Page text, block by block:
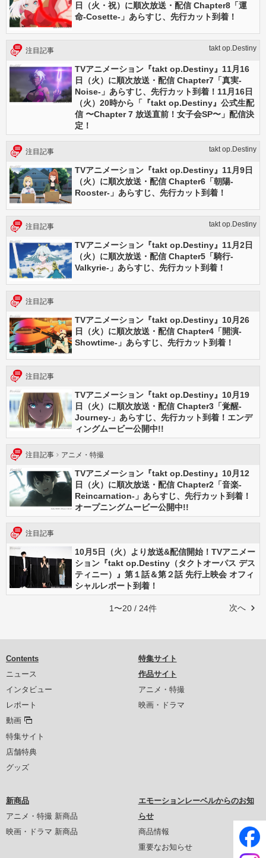
日（火・祝）に順次放送・配信 Chapter8「運
命-Cosette-」あらすじ、先行カット到着！
注目記事 takt op.Destiny
TVアニメーション『takt op.Destiny』11月16
日（火）に順次放送・配信 Chapter7「真実-
Noise-」あらすじ、先行カット到着！11月16日
（火）20時から「『takt op.Destiny』公式生配
信 〜Chapter 7 放送直前！女子会SP〜」配信決
定！
注目記事 takt op.Destiny
TVアニメーション『takt op.Destiny』11月9日
（火）に順次放送・配信 Chapter6「朝陽-
Rooster-」あらすじ、先行カット到着！
注目記事 takt op.Destiny
TVアニメーション『takt op.Destiny』11月2日
（火）に順次放送・配信 Chapter5「騎行-
Valkyrie-」あらすじ、先行カット到着！
注目記事
TVアニメーション『takt op.Destiny』10月26
日（火）に順次放送・配信 Chapter4「開演-
Showtime-」あらすじ、先行カット到着！
注目記事
TVアニメーション『takt op.Destiny』10月19
日（火）に順次放送・配信 Chapter3「覚醒-
Journey-」あらすじ、先行カット到着！エンデ
ィングムービー公開中!!
注目記事 アニメ・特撮
TVアニメーション『takt op.Destiny』10月12
日（火）に順次放送・配信 Chapter2「音楽-
Reincarnation-」あらすじ、先行カット到着！
オープニングムービー公開中!!
注目記事
10月5日（火）より放送&配信開始！TVアニメー
ション『takt op.Destiny（タクトオーパス デス
ティニー）』第１話＆第２話 先行上映会 オフィ
シャルレポート到着！
次へ
1〜20 / 24件
Contents
ニュース
インタビュー
レポート
動画
特集サイト
店舗特典
グッズ
特集サイト
作品サイト
アニメ・特撮
映画・ドラマ
新商品
アニメ・特撮 新商品
映画・ドラマ 新商品
エモーションレーベルからのお知
らせ
商品情報
重要なお知らせ